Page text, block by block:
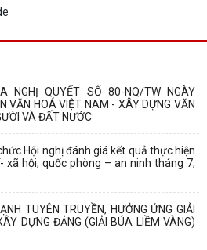
NGHỊ QUYẾT SỐ 80-NQ/TW NGÀY
VĂN HOÁ VIỆT NAM - XÂY DỰNG VĂN
VÀ ĐẤT NƯỚC
Hội nghị đánh giá kết quả thực hiện
xã hội, quốc phòng – an ninh tháng 7,
TUYÊN TRUYỀN, HƯỞNG ỨNG GIẢI
DỰNG ĐẢNG (GIẢI BÚA LIỀM VÀNG)